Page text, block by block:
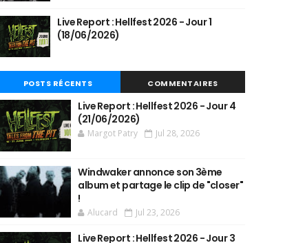
Live Report : Hellfest 2026 - Jour 1
(18/06/2026)
POSTS RÉCENTS COMMENTAIRES
Live Report : Hellfest 2026 - Jour 4
(21/06/2026)
Margot Patry Jul 28, 2026
Windwaker annonce son 3ème
album et partage le clip de "closer"
!
Alucard Jul 23, 2026
Live Report : Hellfest 2026 - Jour 3